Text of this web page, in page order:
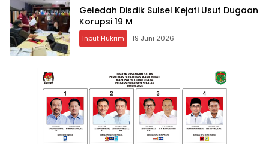
Geledah Disdik Sulsel Kejati Usut Dugaan
Korupsi 19 M
Input Hukrim 19 Juni 2026